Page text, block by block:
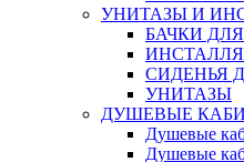
УНИТАЗЫ И
БАЧКИ
СИДЕНЬЯ
УНИТАЗЫ
ДУШЕВЫЕ
Душевые
Душевые